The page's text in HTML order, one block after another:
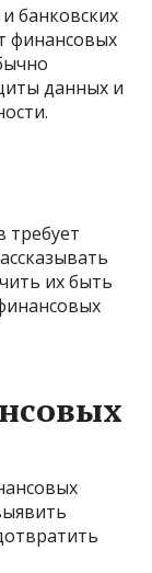
банковских
финансовых
данных и
их быть